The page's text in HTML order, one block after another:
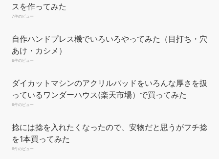
￥545
商品サイズ：(長さ)約15cm × (厚み)約
ンスリッカーです！レザークラフトのコバ磨きには、この材質
が最適と言われています。その木材の持つ自然な堅さが、革に
よく馴染みツヤを引き出すためです。なので表面が滑らかに仕
を行う為の仕上げ道具、通常はケヤキで出来ているものが多い
がこの製品は黒檀を使用。それに比べ、黒檀（エボニー）は、
どの革製品にも使用でき、ヘリ・コバ処理が行いやすく、よ
Amazon.co.jpで買う
スを作ってみた
7件のビュー
自作ハンドプレス機でいろいろやってみた（目打ち・穴
あけ・カシメ）
6件のビュー
ダイカットマシンのアクリルパッドをいろんな厚さを扱
っているワンダーハウス(楽天市場）で買ってみた
6件のビュー
捻には捻を入れたくなったので、安物だと思うがフチ捻
を1本買ってみた
6件のビュー